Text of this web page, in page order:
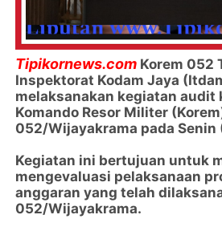
Tipikornews.com Korem 052
Inspektorat Kodam Jaya
melaksanakan kegiatan audit
Komando Resor Militer
052/Wijayakrama pada
Kegiatan ini bertujuan untuk
mengevaluasi pelaksanaan
anggaran yang telah
052/Wijayakrama.